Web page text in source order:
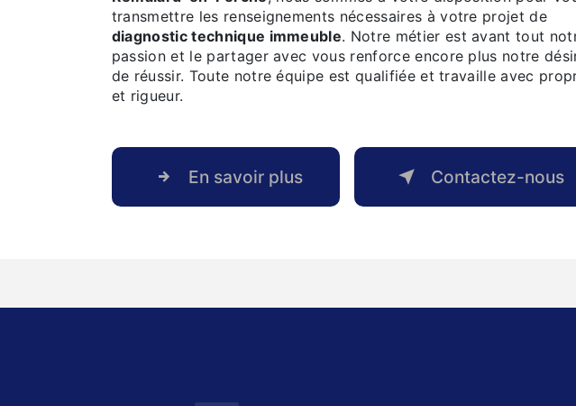
transmettre les renseignements nécessaires à votre projet de
diagnostic technique immeuble. Notre métier est avant tout
passion et le partager avec vous renforce encore plus notre
de réussir. Toute notre équipe est qualifiée et travaille avec
et rigueur.
En savoir plus Contactez-nous